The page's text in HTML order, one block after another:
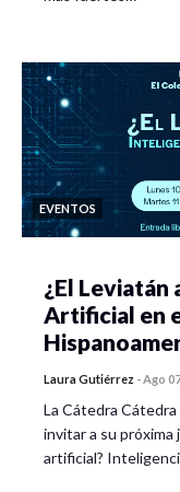
EVENTOS
¿El
Artificial en
Laura Gutiérrez -Ago
La Cátedra
invitar a su próxima
artificial?